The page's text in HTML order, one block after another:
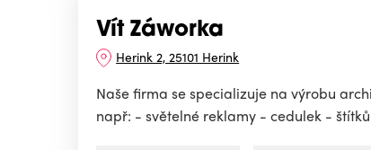
Vít Záworka
Herink 2, 25101 Herink
Naše firma se specializuje na výrobu
např: - světelné reklamy - cedulek -